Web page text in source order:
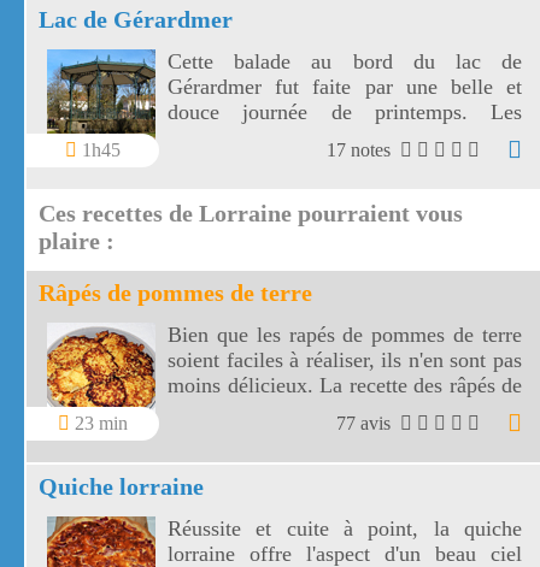
Lac de Gérardmer
1h45
Cette balade au bord du lac de
Gérardmer fut faite par une belle et
douce journée de printemps. Les
activités aquatiques sont multiples au
bord du lac de Gérardmer.
17 notes
Ces recettes de Lorraine pourraient vous
plaire :
Râpés de pommes de terre
23 min
Bien que les rapés de pommes de terre
soient faciles à réaliser, ils n'en sont pas
moins délicieux. La recette des râpés de
pommes de terre a pour base des
produits de la région Lorraine, plus
précisément des Vosges.
77 avis
Quiche lorraine
Réussite et cuite à point, la quiche
lorraine offre l'aspect d'un beau ciel